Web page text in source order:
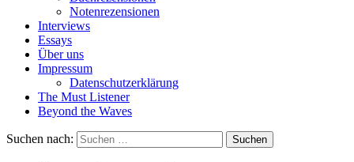
Notenrezensionen
Interviews
Essays
Über uns
Impressum
Datenschutzerklärung
The Must Listener
Beyond the Waves
Suchen nach: